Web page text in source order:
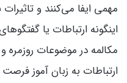
مهمی ایفا می‌کنند و تاثیرات
اینگونه ارتباطات یا
مکالمه در موضوعات
ارتباطات به زبان آموز